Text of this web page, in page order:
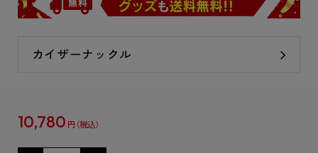
カイザーナックル
10,780 円